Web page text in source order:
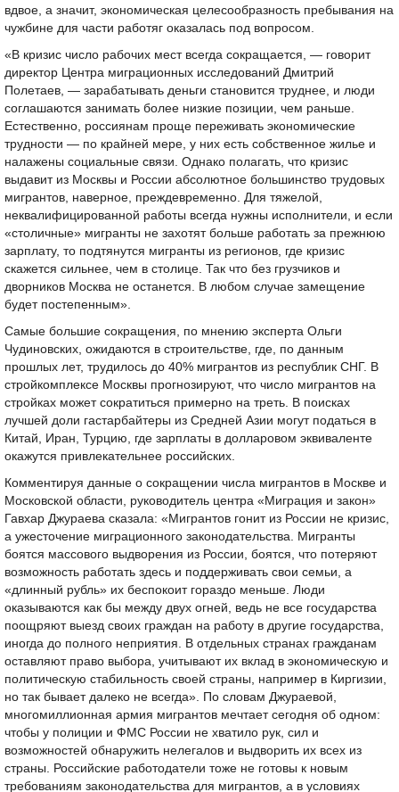
вдвое, а значит, экономическая целесообразность пребывания на
чужбине для части работяг оказалась под вопросом.
«В кризис число рабочих мест всегда сокращается, — говорит
директор Центра миграционных исследований Дмитрий
Полетаев, — зарабатывать деньги становится труднее, и люди
соглашаются занимать более низкие позиции, чем раньше.
Естественно, россиянам проще переживать экономические
трудности — по крайней мере, у них есть собственное жилье и
налажены социальные связи. Однако полагать, что кризис
выдавит из Москвы и России абсолютное большинство трудовых
мигрантов, наверное, преждевременно. Для тяжелой,
неквалифицированной работы всегда нужны исполнители, и если
«столичные» мигранты не захотят больше работать за прежнюю
зарплату, то подтянутся мигранты из регионов, где кризис
скажется сильнее, чем в столице. Так что без грузчиков и
дворников Москва не останется. В любом случае замещение
будет постепенным».
Самые большие сокращения, по мнению эксперта Ольги
Чудиновских, ожидаются в строительстве, где, по данным
прошлых лет, трудилось до 40% мигрантов из республик СНГ. В
стройкомплексе Москвы прогнозируют, что число мигрантов на
стройках может сократиться примерно на треть. В поисках
лучшей доли гастарбайтеры из Средней Азии могут податься в
Китай, Иран, Турцию, где зарплаты в долларовом эквиваленте
окажутся привлекательнее российских.
Комментируя данные о сокращении числа мигрантов в Москве и
Московской области, руководитель центра «Миграция и закон»
Гавхар Джураева сказала: «Мигрантов гонит из России не кризис,
а ужесточение миграционного законодательства. Мигранты
боятся массового выдворения из России, боятся, что потеряют
возможность работать здесь и поддерживать свои семьи, а
«длинный рубль» их беспокоит гораздо меньше. Люди
оказываются как бы между двух огней, ведь не все государства
поощряют выезд своих граждан на работу в другие государства,
иногда до полного неприятия. В отдельных странах гражданам
оставляют право выбора, учитывают их вклад в экономическую и
политическую стабильность своей страны, например в Киргизии,
но так бывает далеко не всегда». По словам Джураевой,
многомиллионная армия мигрантов мечтает сегодня об одном:
чтобы у полиции и ФМС России не хватило рук, сил и
возможностей обнаружить нелегалов и выдворить их всех из
страны. Российские работодатели тоже не готовы к новым
требованиям законодательства для мигрантов, а в условиях